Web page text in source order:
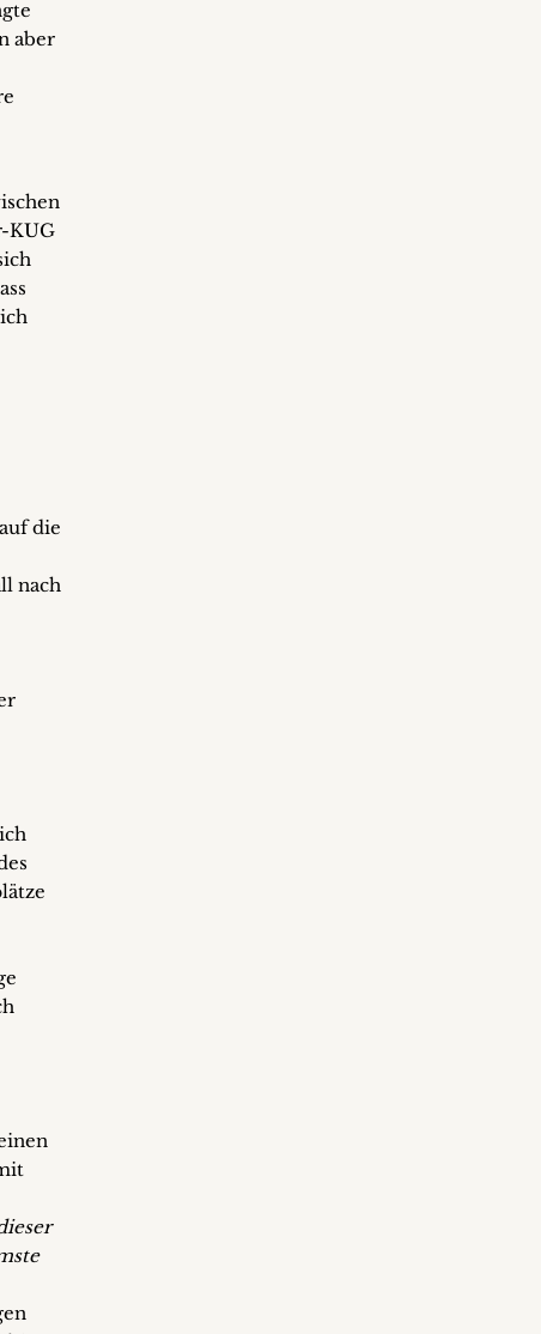
aber
KUG
die
nach